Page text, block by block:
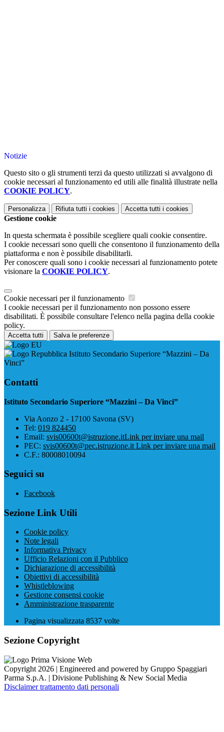
Notizie
Questo sito o gli strumenti terzi da questo utilizzati si avvalgono di
cookie necessari al funzionamento ed utili alle finalità illustrate nella
COOKIE POLICY.
Personalizza Rifiuta tutti i cookies Accetta tutti i cookies
Gestione cookie
In questa schermata è possibile scegliere quali cookie consentire.
I cookie necessari sono quelli che consentono il funzionamento della
piattaforma e non è possibile disabilitarli.
Per conoscere quali sono i cookie necessari al funzionamento potete
visionare la COOKIE POLICY.
Cookie necessari per il funzionamento
I cookie necessari per il funzionamento non possono essere
disabilitati. È possibile consultare l'elenco nella pagina della cookie
policy.
Accetta tutti Salva le preferenze
Istituto Secondario Superiore “Mazzini – Da
Vinci”
Contatti
Istituto Secondario Superiore “Mazzini – Da Vinci”
Via Aonzo 2 - 17100 Savona (SV)
Tel: 019 824450
Email: svis00600t@istruzione.itLink per inviare una mail
PEC: svis00600t@pec.istruzione.it Link per inviare una mail
C.F.: 80008010094
Seguici su
Facebook
Sezione Link Utili
Cookie policy
Note legali
Informativa Privacy
Ufficio Relazioni con il Pubblico
Dichiarazione di accessibilità
Obiettivi di accessibilità
Whistleblowing
Gestione consensi cookie
Amministrazione trasparente
Pagina visualizzata 8537 volte
Sezione Copyright
Copyright 2026 | Engineered and powered by Gruppo Spaggiari
Parma S.p.A. | Divisione Publishing & New Social Media
Disclaimer trattamento dati personali